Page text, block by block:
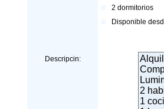
2 dormitorios
Disponible
Descripcin: